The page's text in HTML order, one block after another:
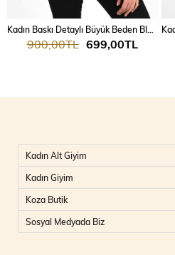
699,00TL
900,00TL
Kadın Alt Giyim
Kadın Giyim
Koza Butik
Sosyal Medyada Biz